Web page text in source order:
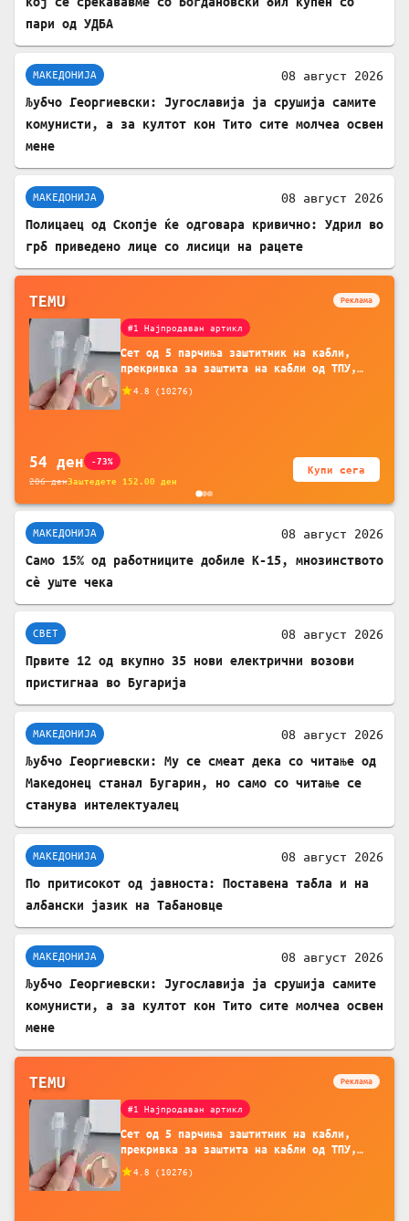
пари од УДБА
МАКЕДОНИЈА 08 август 2026
Љубчо Георгиевски: Југославија ја срушија самите
комунисти, а за култот кон Тито сите молчеа освен
мене
МАКЕДОНИЈА 08 август 2026
Полицаец од Скопје ќе одговара кривично: Удрил во
грб приведено лице со лисици на рацете
TEMU Реклама
#1 Најпродаван артикл
Сет од 5 парчиња заштитник на кабли,
прекривка за заштита на кабли од ТПУ,
батерија, за мобилни телефони, комплет
4.8 ( 10276)
54 ден -73%
206денЗаштедете 152.00 ден
Купи сега
МАКЕДОНИЈА 08 август 2026
Само 15% од работниците добиле К-15, мнозинството
сè уште чека
СВЕТ 08 август 2026
Првите 12 од вкупно 35 нови електрични возови
пристигнаа во Бугарија
МАКЕДОНИЈА 08 август 2026
Љубчо Георгиевски: Му се смеат дека со читање од
Македонец станал Бугарин, но само со читање се
станува интелектуалец
МАКЕДОНИЈА 08 август 2026
По притисокот од јавноста: Поставена табла и на
албански јазик на Табановце
МАКЕДОНИЈА 08 август 2026
Љубчо Георгиевски: Југославија ја срушија самите
комунисти, а за култот кон Тито сите молчеа освен
мене
TEMU Реклама
#1 Најпродаван артикл
Сет од 5 парчиња заштитник на кабли,
прекривка за заштита на кабли од ТПУ,
батерија, за мобилни телефони, комплет
4.8 ( 10276)